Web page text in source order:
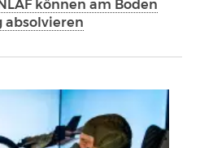
können am Boden
absolvieren